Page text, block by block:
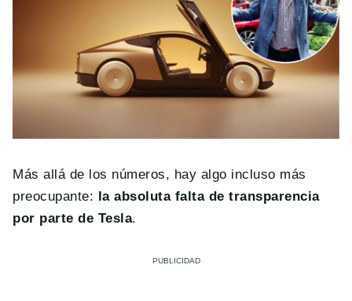
Más allá de los números, hay algo incluso más
preocupante: la absoluta falta de transparencia
por parte de Tesla.